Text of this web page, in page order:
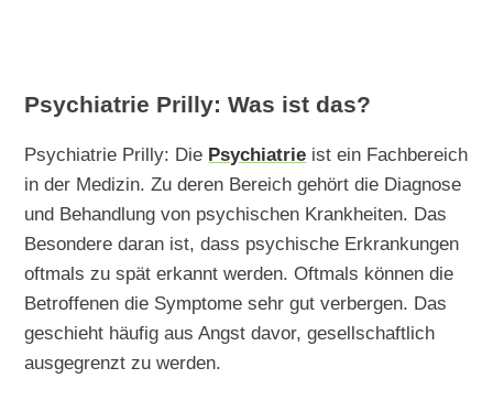
Psychiatrie Prilly: Was ist das?
Psychiatrie Prilly: Die Psychiatrie ist ein Fachbereich
in der Medizin. Zu deren Bereich gehört die Diagnose
und Behandlung von psychischen Krankheiten. Das
Besondere daran ist, dass psychische Erkrankungen
oftmals zu spät erkannt werden. Oftmals können die
Betroffenen die Symptome sehr gut verbergen. Das
geschieht häufig aus Angst davor, gesellschaftlich
ausgegrenzt zu werden.